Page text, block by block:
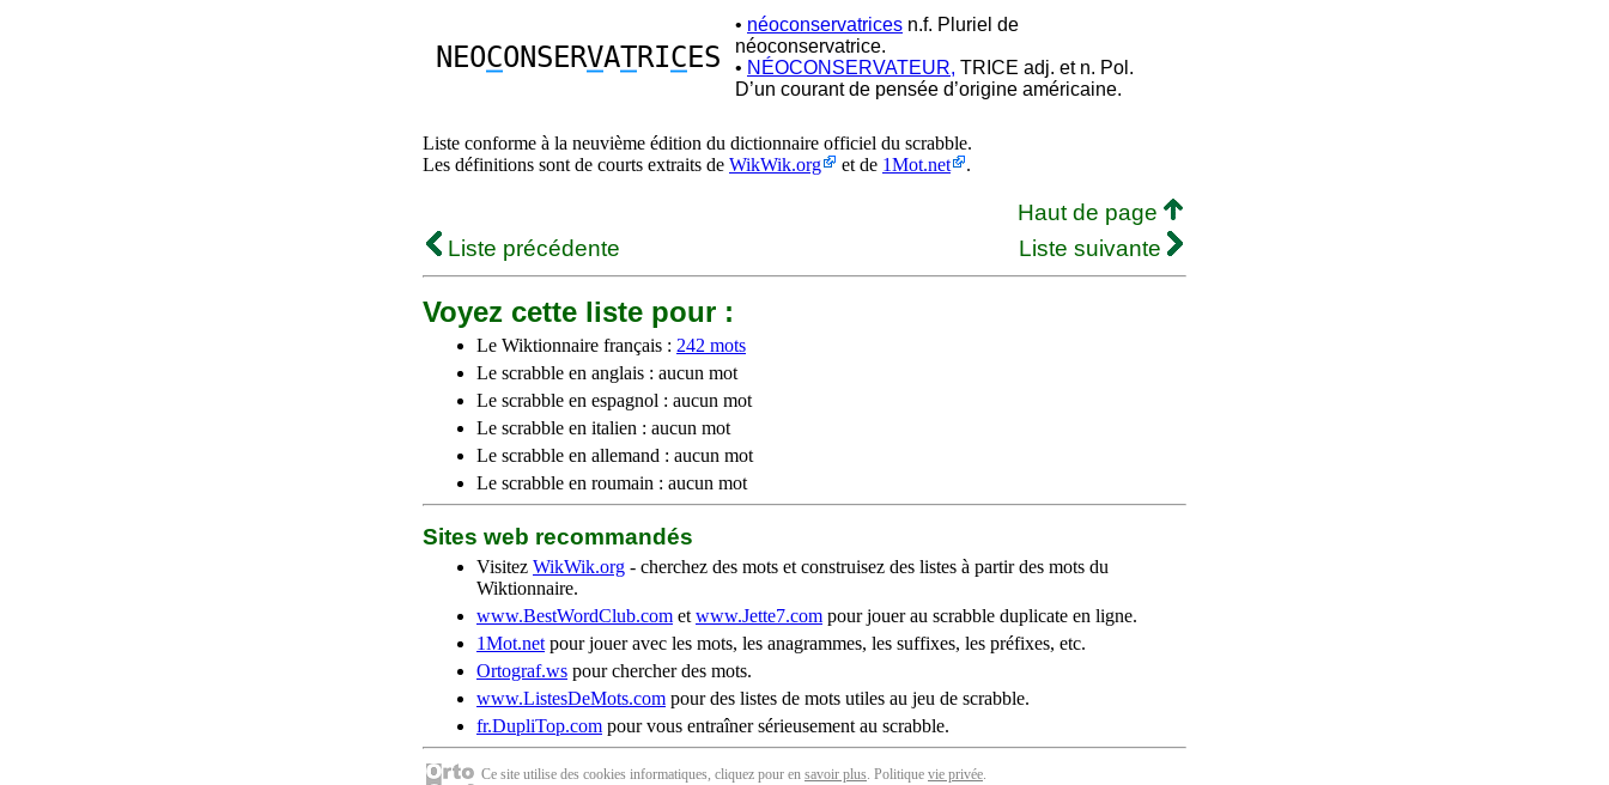
NEOCONSERVATRICES
• néoconservatrices n.f. Pluriel de
néoconservatrice.
• NÉOCONSERVATEUR, TRICE adj. et n. Pol.
D’un courant de pensée d’origine américaine.
Liste conforme à la neuvième édition du dictionnaire officiel du scrabble.
Les définitions sont de courts extraits de WikWik.org et de 1Mot.net .
Haut de page
Liste précédente
Liste suivante
Voyez cette liste pour :
Le Wiktionnaire français : 242 mots
Le scrabble en anglais : aucun mot
Le scrabble en espagnol : aucun mot
Le scrabble en italien : aucun mot
Le scrabble en allemand : aucun mot
Le scrabble en roumain : aucun mot
Sites web recommandés
Visitez WikWik.org - cherchez des mots et construisez des listes à partir des mots du
Wiktionnaire.
www.BestWordClub.com et www.Jette7.com pour jouer au scrabble duplicate en ligne.
1Mot.net pour jouer avec les mots, les anagrammes, les suffixes, les préfixes, etc.
Ortograf.ws pour chercher des mots.
www.ListesDeMots.com pour des listes de mots utiles au jeu de scrabble.
fr.DupliTop.com pour vous entraîner sérieusement au scrabble.
Ce site utilise des cookies informatiques, cliquez pour en savoir plus. Politique vie privée.